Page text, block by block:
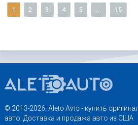
1 2 3 4 5 15
© 2013-2026. Aleto Avto - купить
авто. Доставка и продажа авто из США